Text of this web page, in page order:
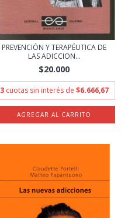
PREVENCIÓN Y TERAPÉUTICA DE
LAS ADICCION...
$20.000
3 cuotas sin interés de $6.666,67